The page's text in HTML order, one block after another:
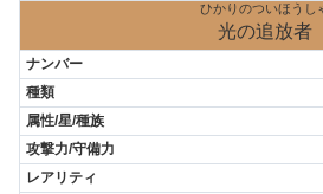
ひかりのついほうし
光の追放者